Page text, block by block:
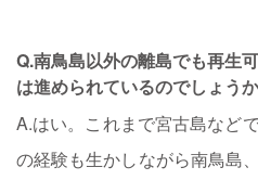
Q.南鳥島以外の離島でも再生
は進められているのでしょうか
A.はい。これまで宮古島など
の経験も生かしながら南鳥島